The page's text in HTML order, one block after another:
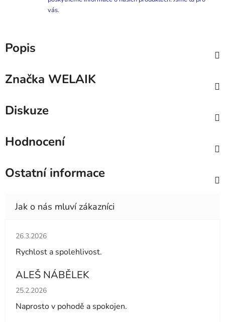
vás.
Popis
Značka WELAIK
Diskuze
Hodnocení
Ostatní informace
Hodnocení obchodu je 5 z 5 hvězdiček.
26.3.2026
Rychlost a spolehlivost.
ALEŠ NÁBĚLEK
Hodnocení obchodu je 5 z 5 hvězdiček.
25.2.2026
Naprosto v pohodě a spokojen.